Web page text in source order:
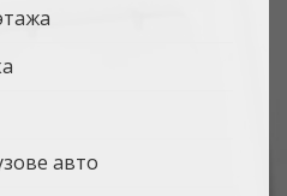
авто